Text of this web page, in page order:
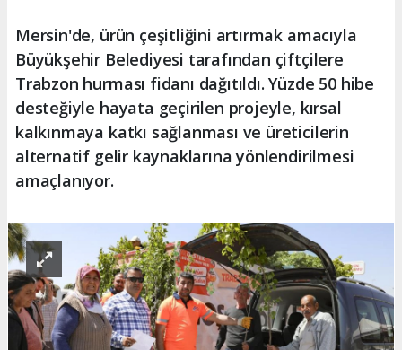
Mersin'de, ürün çeşitliğini artırmak amacıyla
Büyükşehir Belediyesi tarafından çiftçilere
Trabzon hurması fidanı dağıtıldı. Yüzde 50 hibe
desteğiyle hayata geçirilen projeyle, kırsal
kalkınmaya katkı sağlanması ve üreticilerin
alternatif gelir kaynaklarına yönlendirilmesi
amaçlanıyor.